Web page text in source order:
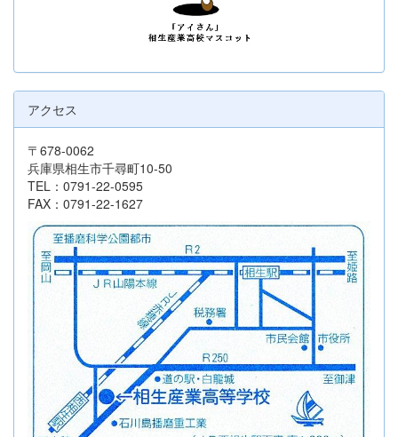
アクセス
〒678-0062
兵庫県相生市千尋町10-50
TEL：0791-22-0595
FAX：0791-22-1627